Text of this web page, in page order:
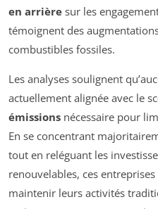
en arrière sur les
témoignent des
combustibles fossiles.
Les analyses soulignent
actuellement alignée avec le
émissions nécessaire pour
En se concentrant
tout en reléguant les
renouvelables, ces
maintenir leurs activités